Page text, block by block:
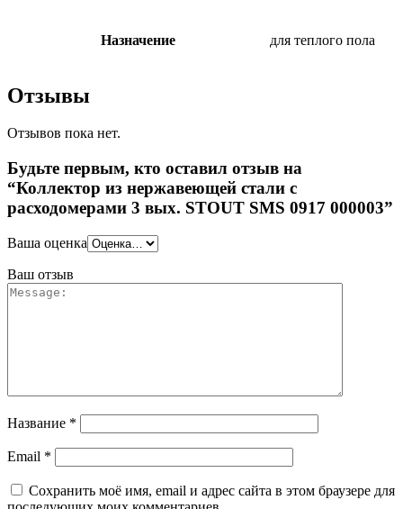
Назначение для теплого пола
Отзывы
Отзывов пока нет.
Будьте первым, кто оставил отзыв на
“Коллектор из нержавеющей стали с
расходомерами 3 вых. STOUT SMS 0917 000003”
Ваша оценка
Ваш отзыв
Название *
Email *
Сохранить моё имя, email и адрес сайта в этом браузере для